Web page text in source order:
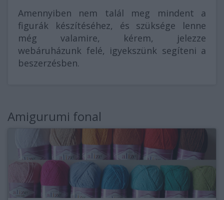
Amennyiben nem talál meg mindent a
figurák készítéséhez, és szüksége lenne
még valamire, kérem, jelezze
webáruházunk felé, igyekszünk segíteni a
beszerzésben.
Amigurumi fonal